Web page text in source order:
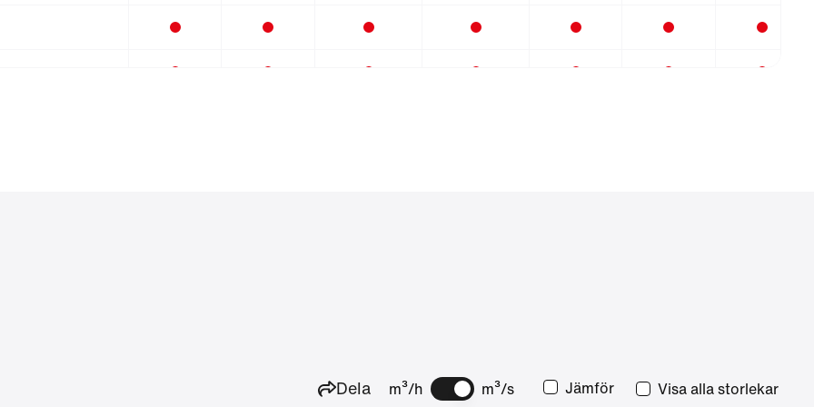
Dela m³/h m³/s Jämför Visa alla storlekar